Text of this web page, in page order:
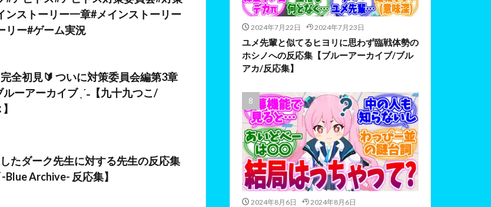
ンストーリー一章#メインストーリー
リー#ゲーム実況
完全初見🔰 ついに対策委員会編第3章
ルーアーカイブ ˎˊ˗【九十九つこ/
たダーク先生に対する先生の反応集
Blue Archive- 反応集】
2024年7月22日 2024年7月23日
ユメ先輩と似てるヒヨリに思わず臨戦体勢の
ホシノへの反応集【ブルーアーカイブ/ブル
アカ/反応集】
2024年8月6日 2024年8月6日